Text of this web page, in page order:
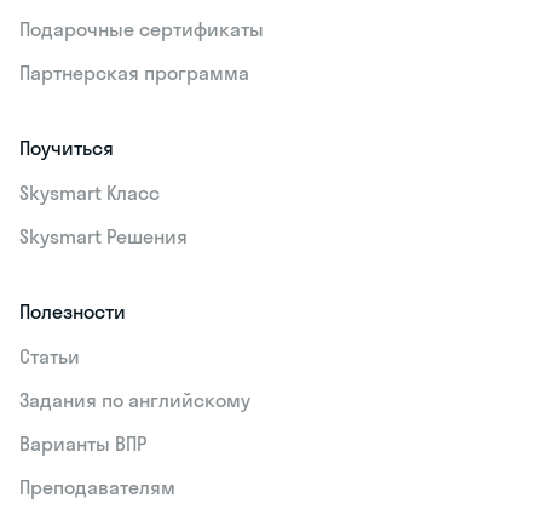
Подарочные сертификаты
Партнерская программа
Поучиться
Skysmart Класс
Skysmart Решения
Полезности
Статьи
Задания по английскому
Варианты ВПР
Преподавателям